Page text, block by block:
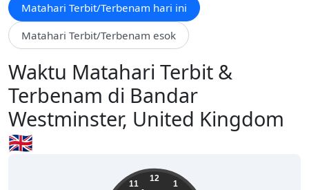
Matahari Terbit/Terbenam hari ini
Matahari Terbit/Terbenam esok
Waktu Matahari Terbit &
Terbenam di Bandar
Westminster, United Kingdom
🇬🇧
12
1
11